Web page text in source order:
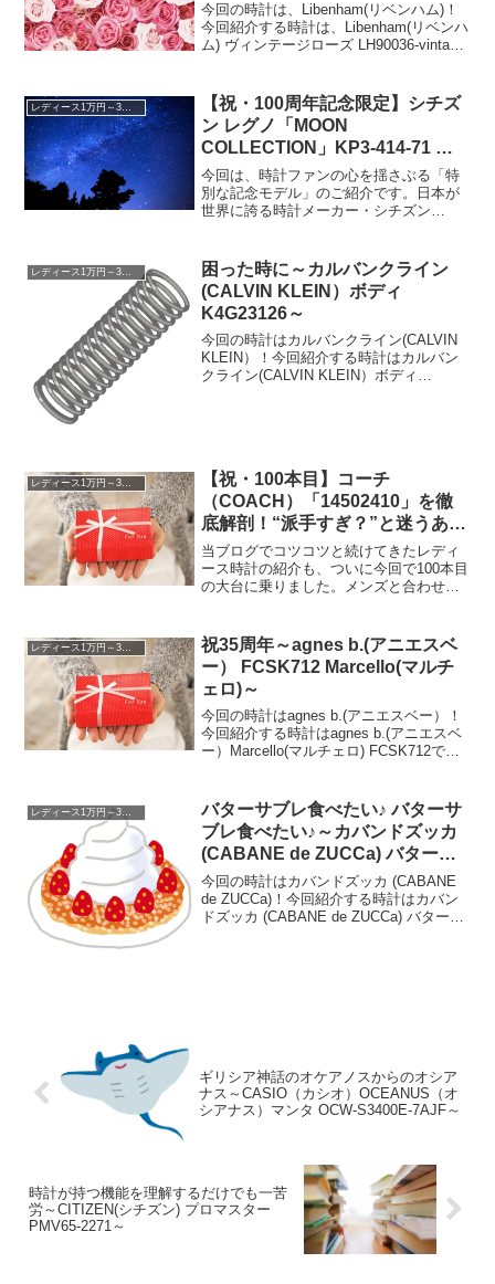
今回の時計は、Libenham(リベンハム)！
今回紹介する時計は、Libenham(リベンハ
ム) ヴィンテージローズ LH90036-vintage
ベンハム...
【祝・100周年記念限定】シチズ
ン レグノ「MOON
COLLECTION」KP3-414-71 レ
ビュー！文字盤にミッキーが佇
む、夢とロマンの特別仕様モデ
ル。
今回は、時計ファンの心を揺さぶる「特
別な記念モデル」のご紹介です。日本が
世界に誇る時計メーカー・シチズン
い、シチズンからは様々な100周年記念の
限定モデルが華々...
困った時に～カルバンクライン
(CALVIN KLEIN）ボディ
K4G23126～
今回の時計はカルバンクライン(CALVIN
KLEIN）！今回紹介する時計はカルバン
クライン(CALVIN KLEIN）ボディ
【祝・100本目】コーチ
（COACH）「14502410」を徹
底解剖！“派手すぎ？”と迷うあな
たへ贈る、大人のジュエリーウォ
ッチ活用術
当ブログでコツコツと続けてきたレディ
ース時計の紹介も、ついに今回で100本目
の大台に乗りました。メンズと合わせれ
目にどのモデルを選ぶか、非常に悩みま
した。そこで...
祝35周年～agnes b.(アニエスベ
ー） FCSK712 Marcello(マルチ
ェロ)～
今回の時計はagnes b.(アニエスベー）！
今回紹介する時計はagnes b.(アニエスベ
ー）Marcello(マルチェロ) FCSK712で
い気もします。なぜか...
レディース1万円～3万円
バターサブレ食べたい♪ バターサ
ブレ食べたい♪～カバンドズッカ
(CABANE de ZUCCa) バターサ
ブレ AJGK083～
今回の時計はカバンドズッカ (CABANE
de ZUCCa)！今回紹介する時計はカバン
ドズッカ (CABANE de ZUCCa) バターサ
ギリシア神話のオケアノスからのオシア
ナス～CASIO（カシオ）OCEANUS（オ
シアナス）マンタ OCW-S3400E-7AJF～
時計が持つ機能を理解するだけでも一苦
労～CITIZEN(シチズン) プロマスター
PMV65-2271～